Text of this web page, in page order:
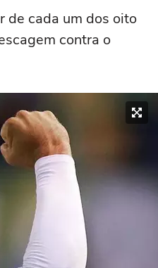
de cada um dos oito
contra o